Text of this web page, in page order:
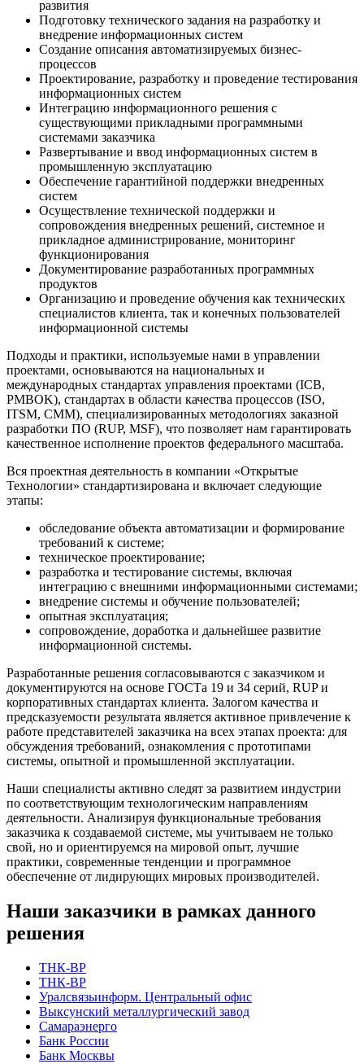
развития
Подготовку технического задания на разработку и
внедрение информационных систем
Создание описания автоматизируемых бизнес-
процессов
Проектирование, разработку и проведение тестирования
информационных систем
Интеграцию информационного решения с
существующими прикладными программными
системами заказчика
Развертывание и ввод информационных систем в
промышленную эксплуатацию
Обеспечение гарантийной поддержки внедренных
систем
Осуществление технической поддержки и
сопровождения внедренных решений, системное и
прикладное администрирование, мониторинг
функционирования
Документирование разработанных программных
продуктов
Организацию и проведение обучения как технических
специалистов клиента, так и конечных пользователей
информационной системы
Подходы и практики, используемые нами в управлении
проектами, основываются на национальных и
международных стандартах управления проектами (ICB,
PMBOK), стандартах в области качества процессов (ISO,
ITSM, CMM), специализированных методологиях заказной
разработки ПО (RUP, MSF), что позволяет нам гарантировать
качественное исполнение проектов федерального масштаба.
Вся проектная деятельность в компании «Открытые
Технологии» стандартизирована и включает следующие
этапы:
обследование объекта автоматизации и формирование
требований к системе;
техническое проектирование;
разработка и тестирование системы, включая
интеграцию с внешними информационными системами;
внедрение системы и обучение пользователей;
опытная эксплуатация;
сопровождение, доработка и дальнейшее развитие
информационной системы.
Разработанные решения согласовываются с заказчиком и
документируются на основе ГОСТа 19 и 34 серий, RUP и
корпоративных стандартах клиента. Залогом качества и
предсказуемости результата является активное привлечение к
работе представителей заказчика на всех этапах проекта: для
обсуждения требований, ознакомления с прототипами
системы, опытной и промышленной эксплуатации.
Наши специалисты активно следят за развитием индустрии
по соответствующим технологическим направлениям
деятельности. Анализируя функциональные требования
заказчика к создаваемой системе, мы учитываем не только
свой, но и ориентируемся на мировой опыт, лучшие
практики, современные тенденции и программное
обеспечение от лидирующих мировых производителей.
Наши заказчики в рамках данного
решения
ТНК-BP
ТНК-ВР
Уралсвязьинформ. Центральный офис
Выксунский металлургический завод
Самараэнерго
Банк России
Банк Москвы